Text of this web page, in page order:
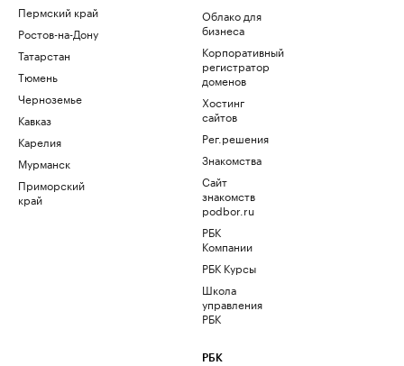
Пермский край
Ростов-на-Дону
Татарстан
Тюмень
Черноземье
Кавказ
Карелия
Мурманск
Приморский
край
Облако для
бизнеса
Корпоративный
регистратор
доменов
Хостинг
сайтов
Рег.решения
Знакомства
Сайт
знакомств
podbor.ru
РБК
Компании
РБК Курсы
Школа
управления
РБК
РБК